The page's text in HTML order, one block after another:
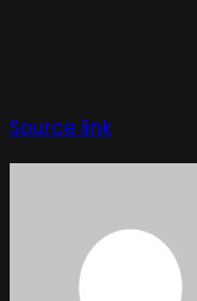
Source link